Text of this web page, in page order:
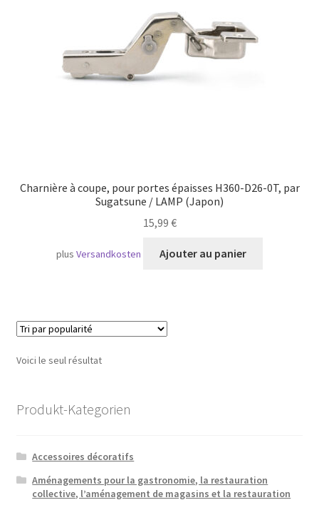
Charnière à coupe, pour portes épaisses H360-D26-0T, par
Sugatsune / LAMP (Japon)
15,99 €
plusVersandkosten Ajouter au panier
Voici le seul résultat
Produkt-Kategorien
Accessoires décoratifs
Aménagements pour la gastronomie, la restauration
collective, l’aménagement de magasins et la restauration